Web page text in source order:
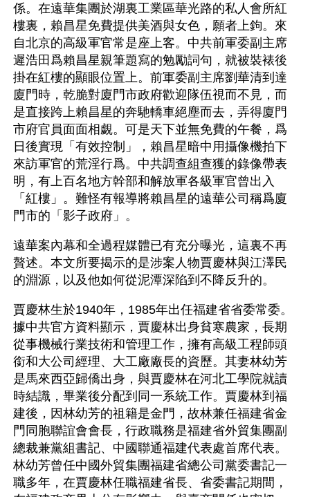
係。在遠華集團於湖裏工業區華光路的私人會所紅
樓裏，賴昌星免費提供美酒與女色，願者上鉤。來
自北京的高級軍官常是座上客。中共前軍委副主席
遲浩田爲賴昌星親筆題寫的勉勵詞句，就被裝裱後
掛在紅樓的顯眼位置上。前軍委副主席劉華清到達
廈門時，乾脆對廈門市政府歡迎隊伍視而不見，而
是直接跨上賴昌星的奔馳轎車絕塵而去，弄得廈門
市府官員面面相覷。可是天下並無免費的午餐，爲
日後實現「有效控制」，賴昌星暗中用攝像機拍下
來訪軍官的荒淫行爲。中共調查組查獲的錄像帶表
明，有上百名地方幹部和解放軍各級軍官曾出入
「紅樓」。難怪有報導將賴昌星的遠華公司稱爲廈
門市的「影子政府」。
遠華案內幕和全過程媒體已有充分曝光，這裏不再
贅述。本文所要揭示的是涉案人物賈慶林與江澤民
的淵源，以及他如何從泥潭深陷到不降反升的。
賈慶林生於1940年，1985年出任福建省省委常委。
據中共官方資料顯示，賈慶林出身貧寒農家，長期
從事機械行業技術和管理工作，擁有高級工程師頭
銜和大公司經理、大工廠廠長的資歷。其妻林幼芳
是馬來西亞歸僑出身，與賈慶林在河北工學院就讀
時結識，畢業後分配到同一系統工作。賈慶林到福
建後，因林幼芳的祖籍是金門，故林兼任福建省金
門同胞聯誼會會長，行政職務是福建省外貿集團副
總裁兼黨組書記、中國聯通福建代表處首席代表。
林幼芳曾任中國外貿集團福建省總公司黨委書記一
職多年，在賈慶林任職福建省長、省委書記期間，